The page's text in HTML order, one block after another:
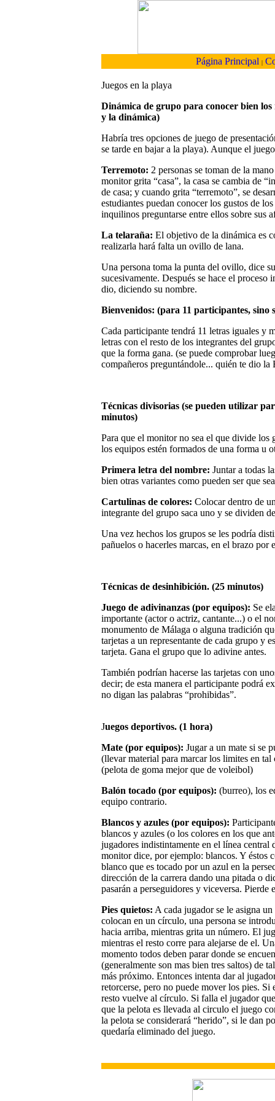
Página Principal |
Juegos en la playa
Dinámica de grupo para conocer bien
y la dinámica)
Habría tres opciones de juego de
se tarde en bajar a la playa). Aunque el
Terremoto: 2 personas se toman de la
monitor grita “casa”, la casa se cambia de
de casa; y cuando grita “terremoto”, se
estudiantes puedan conocer los gustos de
inquilinos preguntarse entre ellos sobre sus
La telaraña: El objetivo de la dinámica es
realizarla hará falta un ovillo de lana.
Una persona toma la punta del ovillo, dice
sucesivamente. Después se hace el
dio, diciendo su nombre.
Bienvenidos: (para 11 participantes, sino
Cada participante tendrá 11 letras iguales y
letras con el resto de los integrantes del
que la forma gana. (se puede comprobar
compañeros preguntándole... quién te dio la
Técnicas divisorias (se pueden utilizar
minutos)
Para que el monitor no sea el que divide los
los equipos estén formados de una forma u
Primera letra del nombre: Juntar a todas
bien otras variantes como pueden ser que
Cartulinas de colores: Colocar dentro de
integrante del grupo saca uno y se dividen
Una vez hechos los grupos se les podría
pañuelos o hacerles marcas, en el brazo
Técnicas de desinhibición. (25 minutos)
Juego de adivinanzas (por equipos): Se
importante (actor o actriz, cantante...) o el
monumento de Málaga o alguna tradición
tarjetas a un representante de cada grupo y
tarjeta. Gana el grupo que lo adivine antes.
También podrían hacerse las tarjetas con
decir; de esta manera el participante podrá
no digan las palabras “prohibidas”.
Juegos deportivos. (1 hora)
Mate (por equipos): Jugar a un mate si se
(llevar material para marcar los limites en tal
(pelota de goma mejor que de voleibol)
Balón tocado (por equipos): (burreo), los
equipo contrario.
Blancos y azules (por equipos):
blancos y azules (o los colores en los que
jugadores indistintamente en el línea
monitor dice, por ejemplo: blancos. Y éstos
blanco que es tocado por un azul en la
dirección de la carrera dando una pitada o
pasarán a perseguidores y viceversa. Pierde
Pies quietos: A cada jugador se le asigna
colocan en un círculo, una persona se
hacia arriba, mientras grita un número. El
mientras el resto corre para alejarse de el.
momento todos deben parar donde se
(generalmente son mas bien tres saltos) de
más próximo. Entonces intenta dar al
retorcerse, pero no puede mover los pies.
resto vuelve al círculo. Si falla el jugador
que la pelota es llevada al circulo el juego
la pelota se considerará “herido”, si le dan
quedaría eliminado del juego.